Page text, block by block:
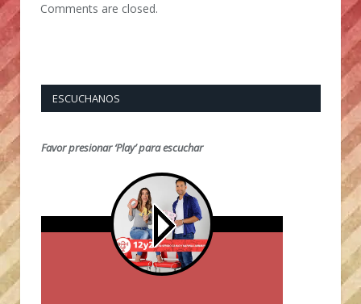
Comments are closed.
ESCUCHANOS
Favor presionar ‘Play’ para escuchar